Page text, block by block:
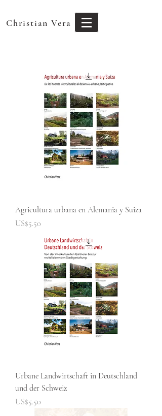
Christian Vera
Agricultura urbana en Alemania y Suiza
Price
US$5.50
Urbane Landwirtschaft in Deutschland
und der Schweiz
Price
US$5.50